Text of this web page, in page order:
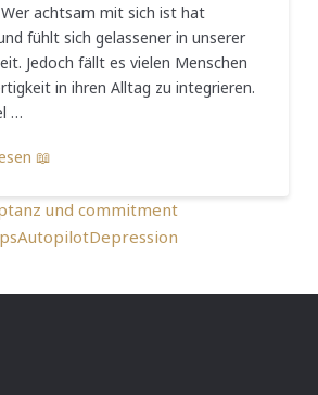
achtsam mit sich ist hat
fühlt sich gelassener in unserer
Jedoch fällt es vielen Menschen
in ihren Alltag zu integrieren.
…
📖
und commitment
AutopilotDepression